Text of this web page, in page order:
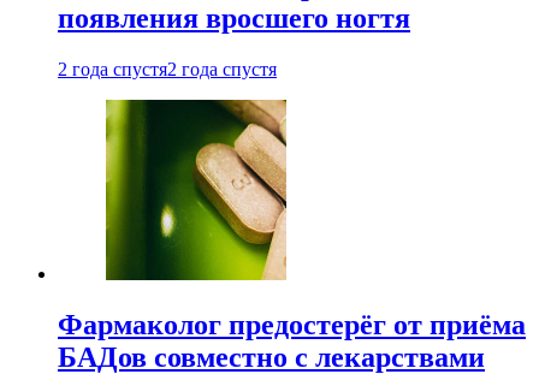
появления вросшего ногтя
2 года спустя2 года спустя
Фармаколог предостерёг от приёма
БАДов совместно с лекарствами